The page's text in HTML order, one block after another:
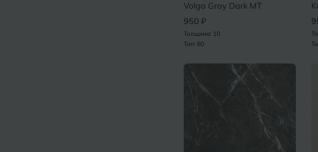
Volga Gray Dark MT
950 ₽
Толщина: 10
Тип: 60